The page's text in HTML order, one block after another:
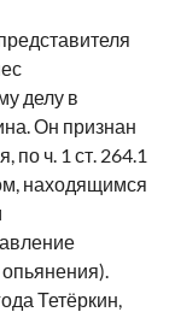
делу в
Он признан
ч. 1 ст. 264.1
находящимся
Тетёркин,